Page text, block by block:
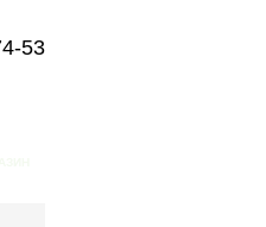
53